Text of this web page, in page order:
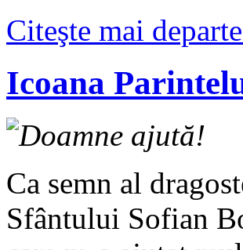
Citeşte mai
Icoana
Doamne ajută!
Ca semn al
Sfântului Sofian